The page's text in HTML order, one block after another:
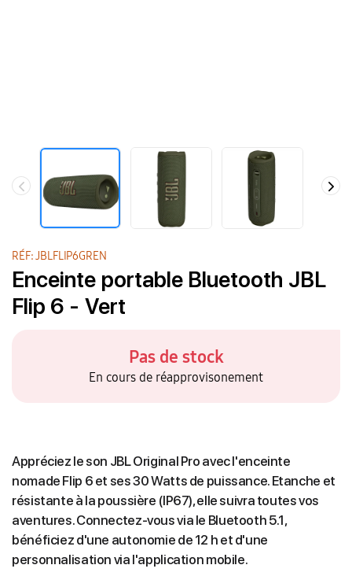
RÉF: JBLFLIP6GREN
Enceinte portable Bluetooth JBL
Flip 6 - Vert
Pas de stock
En cours de réapprovisonement
Appréciez le son JBL Original Pro avec l'enceinte
nomade Flip 6 et ses 30 Watts de puissance. Etanche et
résistante à la poussière (IP67), elle suivra toutes vos
aventures. Connectez-vous via le Bluetooth 5.1,
bénéficiez d'une autonomie de 12 h et d'une
personnalisation via l'application mobile.